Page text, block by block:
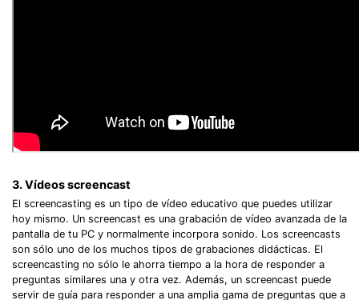
3. Vídeos screencast
El screencasting es un tipo de vídeo educativo que puedes utilizar
hoy mismo. Un screencast es una grabación de vídeo avanzada de la
pantalla de tu PC y normalmente incorpora sonido. Los screencasts
son sólo uno de los muchos tipos de grabaciones didácticas. El
screencasting no sólo le ahorra tiempo a la hora de responder a
preguntas similares una y otra vez. Además, un screencast puede
servir de guía para responder a una amplia gama de preguntas que a